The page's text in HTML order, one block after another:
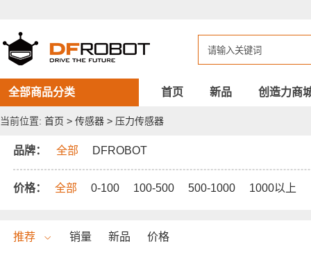
传
感
器
全部商品分类 首页 新品 创造力商
当前位置: 首页 > 传感器 > 压力传感器
品牌： 全部 DFROBOT
价格： 全部 0-100 100-500 500-1000 1000以上
推荐 销量 新品 价格